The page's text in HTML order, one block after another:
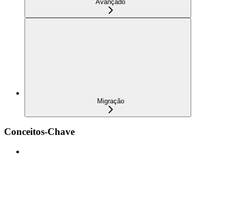
Avançado
Migração
Conceitos-Chave